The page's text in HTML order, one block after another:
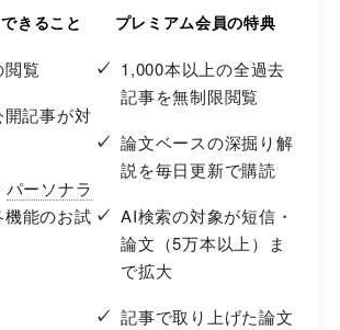
きること
閲覧
記事が対
パーソナラ
機能のお試
プレミアム会員の特典
1,000本以上の全過去
記事を無制限閲覧
論文ベースの深掘り解
説を毎日更新で購読
AI検索の対象が短信・
論文（5万本以上）ま
で拡大
記事で取り上げた論文